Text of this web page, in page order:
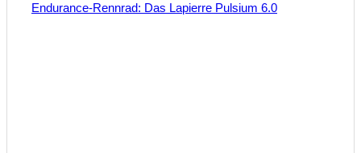
Endurance-Rennrad: Das Lapierre Pulsium 6.0